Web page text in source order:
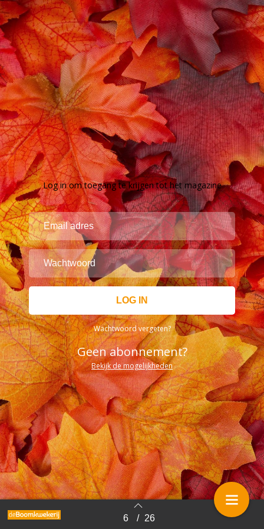
Terug naar overzicht 6 / 26
Log in om toegang te krijgen tot het magazine
Wachtwoord vergeten?
Geen abonnement?
Bekijk de mogelijkheden